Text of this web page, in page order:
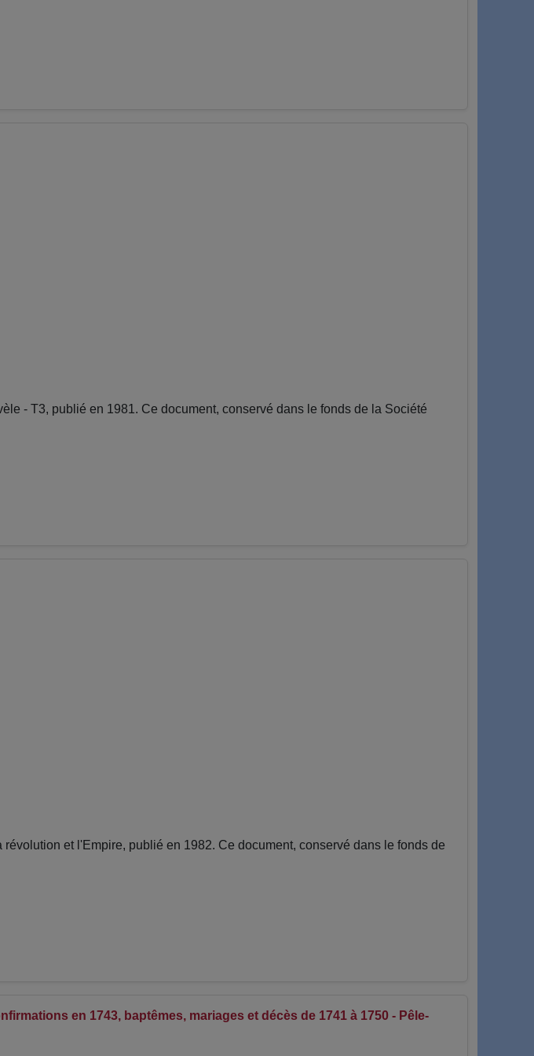
- T3, publié en 1981. Ce document, conservé dans le fonds de la Société
et l'Empire, publié en 1982. Ce document, conservé dans le fonds de
en 1743, baptêmes, mariages et décès de 1741 à 1750 - Pêle-